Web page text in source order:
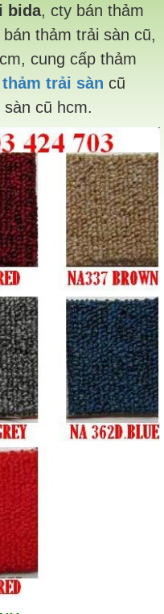
bida, cty bán thảm
thảm trải sàn cũ,
cung cấp thảm
trải sàn cũ
cũ hcm.